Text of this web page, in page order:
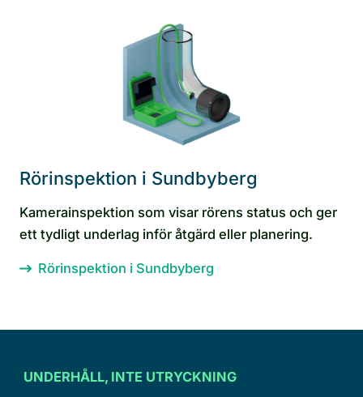
Rörinspektion i Sundbyberg
Kamerainspektion som visar rörens status och ger
ett tydligt underlag inför åtgärd eller planering.
Rörinspektion i Sundbyberg
UNDERHÅLL, INTE UTRYCKNING